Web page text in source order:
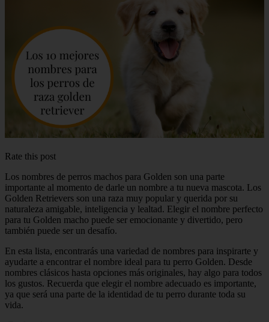
Rate this post
Los nombres de perros machos para Golden son una parte
importante al momento de darle un nombre a tu nueva mascota. Los
Golden Retrievers son una raza muy popular y querida por su
naturaleza amigable, inteligencia y lealtad. Elegir el nombre perfecto
para tu Golden macho puede ser emocionante y divertido, pero
también puede ser un desafío.
En esta lista, encontrarás una variedad de nombres para inspirarte y
ayudarte a encontrar el nombre ideal para tu perro Golden. Desde
nombres clásicos hasta opciones más originales, hay algo para todos
los gustos. Recuerda que elegir el nombre adecuado es importante,
ya que será una parte de la identidad de tu perro durante toda su
vida.